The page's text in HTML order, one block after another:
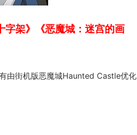
架》《恶魔城：迷宫的画
由街机版恶魔城Haunted Castle优化